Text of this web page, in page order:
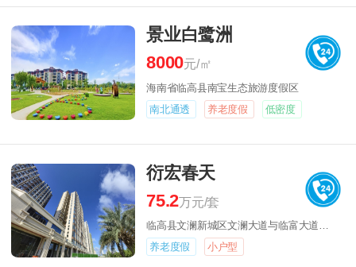
景业白鹭洲
8000元/㎡
海南省临高县南宝生态旅游度假区
南北通透
养老度假 低密度
衍宏春天
75.2万元/套
临高县文澜新城区文澜大道与临富大道交汇
养老度假
小户型